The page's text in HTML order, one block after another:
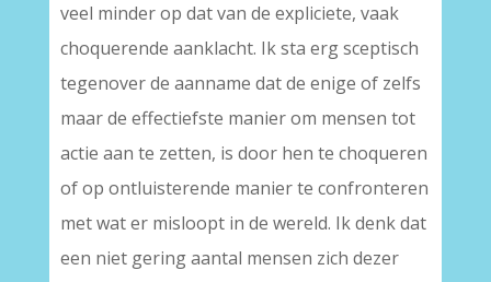
veel minder op dat van de expliciete, vaak
choquerende aanklacht. Ik sta erg sceptisch
tegenover de aanname dat de enige of zelfs
maar de effectiefste manier om mensen tot
actie aan te zetten, is door hen te choqueren
of op ontluisterende manier te confronteren
met wat er misloopt in de wereld. Ik denk dat
een niet gering aantal mensen zich dezer